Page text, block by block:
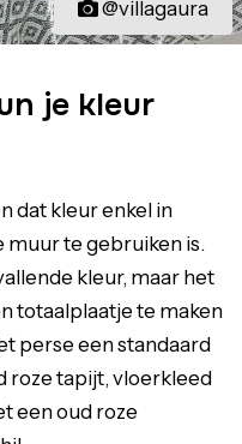
@villagaura
je kleur
dat kleur enkel in
muur te gebruiken is.
kleur, maar het
totaalplaatje te maken
perse een standaard
roze tapijt, vloerkleed
een oud roze